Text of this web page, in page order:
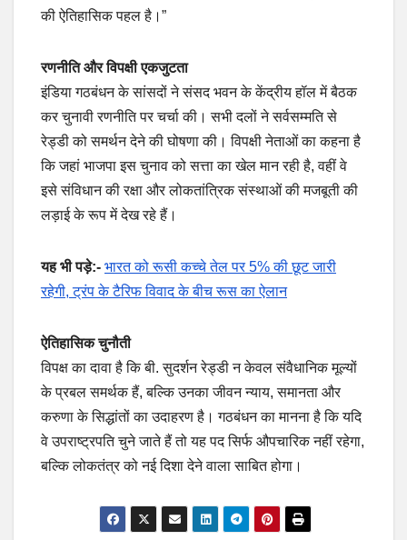
की ऐतिहासिक पहल है।”
रणनीति और विपक्षी एकजुटता
इंडिया गठबंधन के सांसदों ने संसद भवन के केंद्रीय हॉल में बैठक
कर चुनावी रणनीति पर चर्चा की। सभी दलों ने सर्वसम्मति से
रेड्डी को समर्थन देने की घोषणा की। विपक्षी नेताओं का कहना है
कि जहां भाजपा इस चुनाव को सत्ता का खेल मान रही है, वहीं वे
इसे संविधान की रक्षा और लोकतांत्रिक संस्थाओं की मजबूती की
लड़ाई के रूप में देख रहे हैं।
यह भी पड़े:- भारत को रूसी कच्चे तेल पर 5% की छूट जारी
रहेगी, ट्रंप के टैरिफ विवाद के बीच रूस का ऐलान
ऐतिहासिक चुनौती
विपक्ष का दावा है कि बी. सुदर्शन रेड्डी न केवल संवैधानिक मूल्यों
के प्रबल समर्थक हैं, बल्कि उनका जीवन न्याय, समानता और
करुणा के सिद्धांतों का उदाहरण है। गठबंधन का मानना है कि यदि
वे उपराष्ट्रपति चुने जाते हैं तो यह पद सिर्फ औपचारिक नहीं रहेगा,
बल्कि लोकतंत्र को नई दिशा देने वाला साबित होगा।